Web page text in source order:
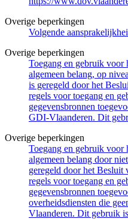
Overige beperkingen
Volgende
Overige beperkingen
Toegang en gebruik voor
algemeen belang, op
is geregeld door het
regels voor toegang en
gegevensbronnen
GDI-Vlaanderen. Dit
Overige beperkingen
Toegang en gebruik voor
algemeen belang door
geregeld door het Besluit
regels voor toegang en
gegevensbronnen
overheidsdiensten die
Vlaanderen. Dit gebruik